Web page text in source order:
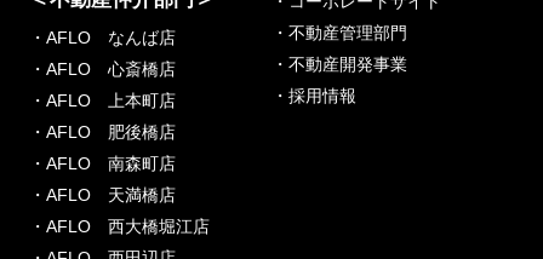
・AFLO なんば店
・AFLO 心斎橋店
・AFLO 上本町店
・AFLO 肥後橋店
・AFLO 南森町店
・AFLO 天満橋店
・AFLO 西大橋堀江店
・不動産管理部門
・不動産開発事業
・採用情報